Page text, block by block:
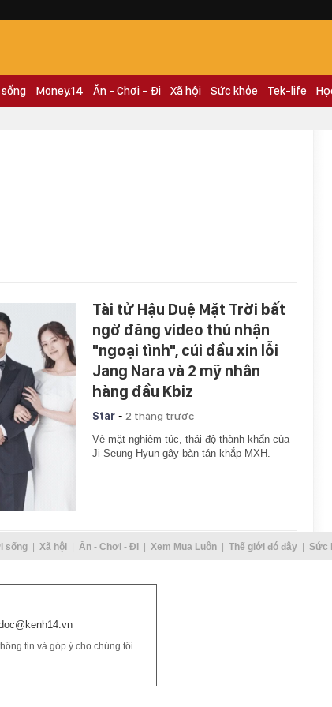
Money.14 Ăn - Chơi - Đi Xã hội Sức khỏe Tek-life
Tài tử Hậu Duệ Mặt Trời bất
ngờ đăng video thú nhận
"ngoại tình", cúi đầu xin lỗi
Jang Nara và 2 mỹ nhân
hàng đầu Kbiz
Star - 2 tháng trước
Vẻ mặt nghiêm túc, thái độ thành khẩn của
Ji Seung Hyun gây bàn tán khắp MXH.
sống Xã hội Ăn - Chơi - Đi Xem Mua Luôn Thế giới đó đây Sức
tin và góp ý cho chúng tôi.